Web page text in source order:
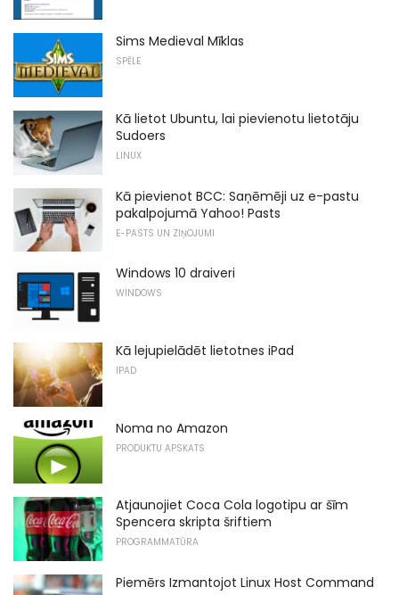
Sims Medieval Mīklas
SPĒLE
Kā lietot Ubuntu, lai pievienotu lietotāju
Sudoers
LINUX
Kā pievienot BCC: Saņēmēji uz e-pastu
pakalpojumā Yahoo! Pasts
E-PASTS UN ZIŅOJUMI
Windows 10 draiveri
WINDOWS
Kā lejupielādēt lietotnes iPad
IPAD
Noma no Amazon
PRODUKTU APSKATS
Atjaunojiet Coca Cola logotipu ar šīm
Spencera skripta šriftiem
PROGRAMMATŪRA
Piemērs Izmantojot Linux Host Command